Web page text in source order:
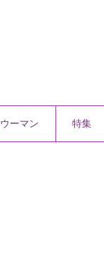
ウーマン 特集